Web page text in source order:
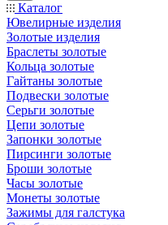
Каталог
Ювелирные изделия
Золотые изделия
Браслеты золотые
Кольца золотые
Гайтаны золотые
Подвески золотые
Серьги золотые
Цепи золотые
Запонки золотые
Пирсинги золотые
Броши золотые
Часы золотые
Монеты золотые
Зажимы для галстука